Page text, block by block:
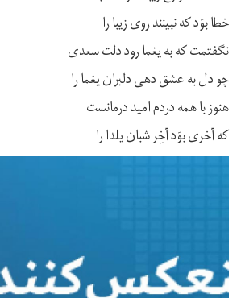
خطا بوَد که نبینند روی زیبا را
نگفتمت که به یغما رود دلت سعدی
چو دل به عشق دهی دلبران یغما را
هنوز با همه دردم امید درمانست
که آخری بوَد آخِر شبان یلدا را